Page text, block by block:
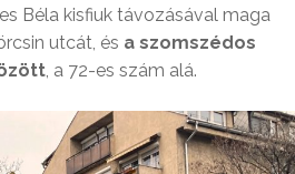
Béla kisfiuk távozásával maga
utcát, és a szomszédos
, a 72-es szám alá.